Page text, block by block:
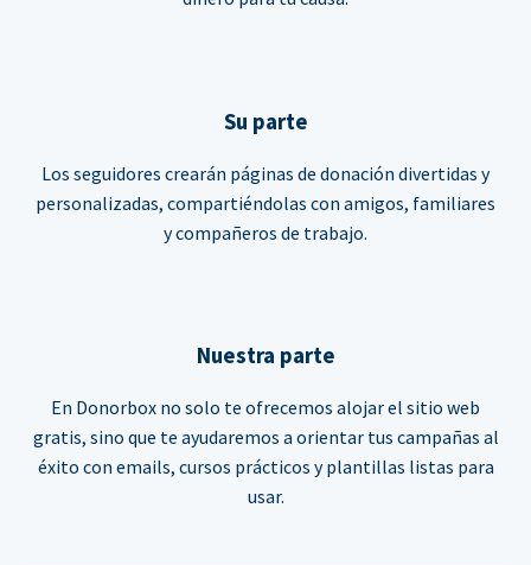
Su parte
Los seguidores crearán páginas de donación divertidas y
personalizadas, compartiéndolas con amigos, familiares
y compañeros de trabajo.
Nuestra parte
En Donorbox no solo te ofrecemos alojar el sitio web
gratis, sino que te ayudaremos a orientar tus campañas al
éxito con emails, cursos prácticos y plantillas listas para
usar.